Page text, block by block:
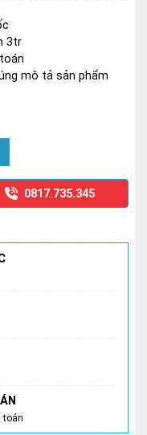
3tr
mô tả sản phẩm
0817.735.345
toán